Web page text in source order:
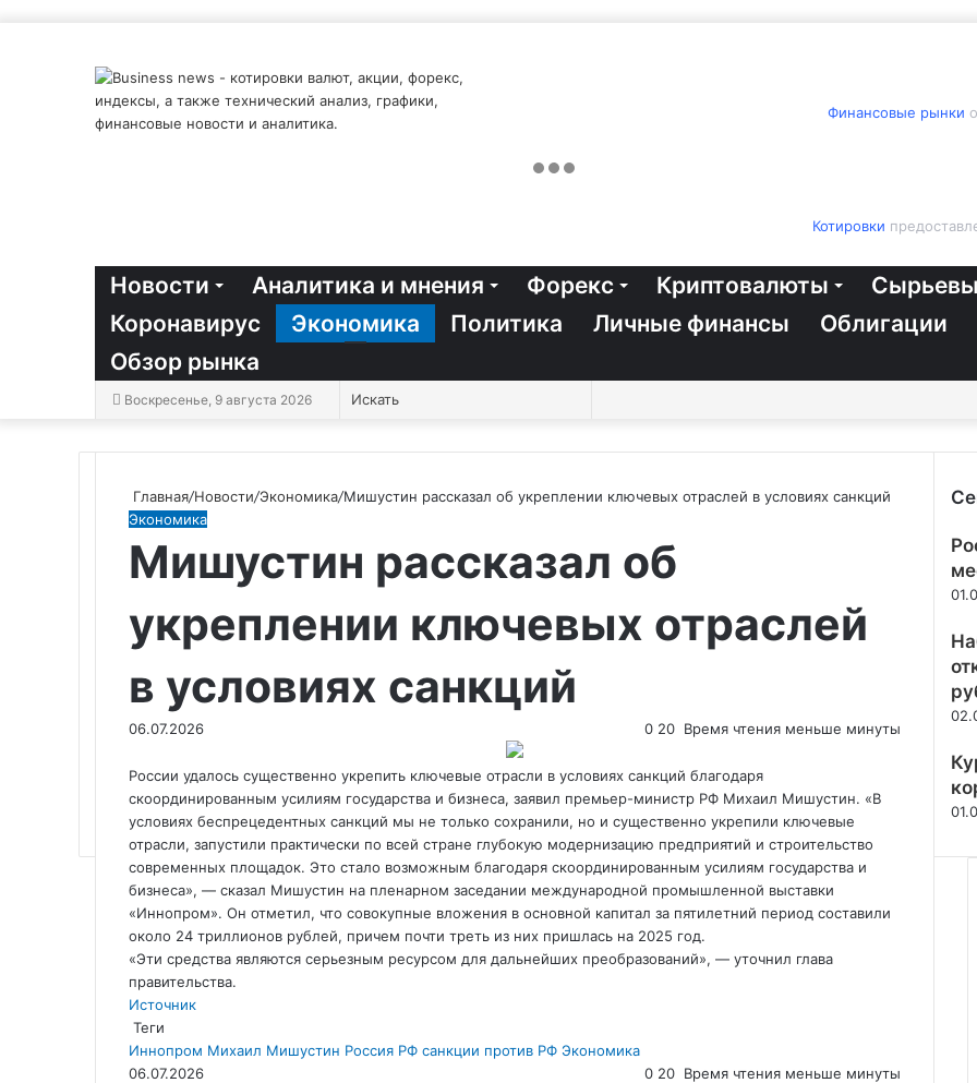
Финансовые рынки
Котировки
Новости Аналитика и мнения Форекс Криптовалюты
Коронавирус
Экономика Политика Личные финансы Облигации
Обзор рынка
Воскресенье, 9 августа 2026
Главная/Новости/Экономика/Мишустин рассказал об укреплении ключевых отраслей в условиях санкций
Экономика
Мишустин рассказал об
укреплении ключевых отраслей
в условиях санкций
06.07.2026 0 20 Время чтения меньше минуты
России удалось существенно укрепить ключевые отрасли в условиях санкций благодаря
скоординированным усилиям государства и бизнеса, заявил премьер-министр РФ Михаил Мишустин. «В
условиях беспрецедентных санкций мы не только сохранили, но и существенно укрепили ключевые
отрасли, запустили практически по всей стране глубокую модернизацию предприятий и строительство
современных площадок. Это стало возможным благодаря скоординированным усилиям государства и
бизнеса», — сказал Мишустин на пленарном заседании международной промышленной выставки
«Иннопром». Он отметил, что совокупные вложения в основной капитал за пятилетний период составили
около 24 триллионов рублей, причем почти треть из них пришлась на 2025 год.
«Эти средства являются серьезным ресурсом для дальнейших преобразований», — уточнил глава
правительства.
Источник
Теги
Иннопром Михаил Мишустин Россия РФ санкции против РФ Экономика
06.07.2026
0 20 Время чтения меньше минуты